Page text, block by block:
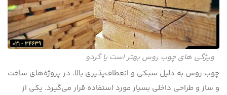
ویژگی های چوب روس بهتر است یا گردو
چوب روس به دلیل سبکی و انعطاف‌پذیری بالا، در پروژه‌های ساخت
و ساز و طراحی داخلی بسیار مورد استفاده قرار می‌گیرد. یکی از